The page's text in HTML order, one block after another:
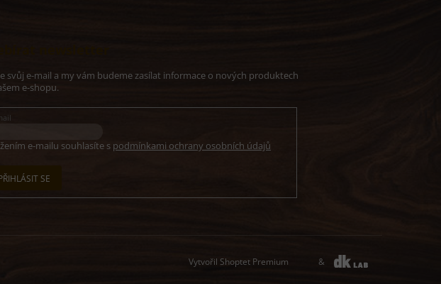
svůj e-mail a my vám budeme zasílat informace o nových produktech
e-shopu.
e-mailu souhlasíte s podmínkami ochrany osobních údajů
SE
Vytvořil Shoptet Premium &